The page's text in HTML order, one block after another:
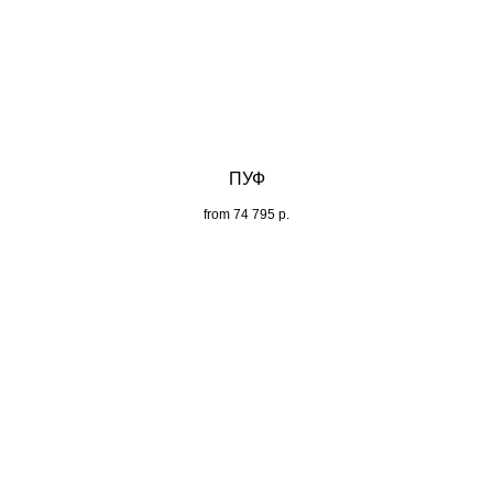
ПУФ
from 74 795 р.